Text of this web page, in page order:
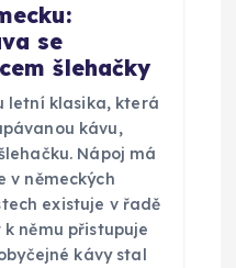
se
šlehačky
letní klasika, která
kávu,
Nápoj má
v německých
existuje v řadě
němu přistupuje
kávy stal